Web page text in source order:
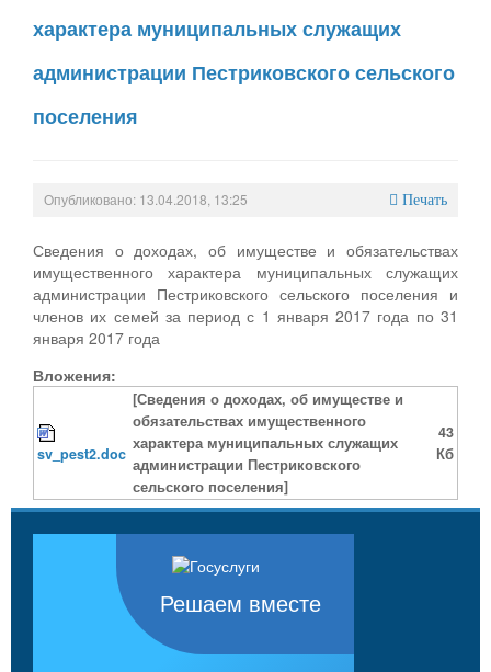
характера муниципальных служащих
администрации Пестриковского сельского
поселения
Опубликовано: 13.04.2018, 13:25 Печать
Сведения о доходах, об имуществе и обязательствах
имущественного характера муниципальных служащих
администрации Пестриковского сельского поселения и
членов их семей за период с 1 января 2017 года по 31
января 2017 года
Вложения:
sv_pest2.doc
[Сведения о доходах, об имуществе и
обязательствах имущественного
характера муниципальных служащих
администрации Пестриковского
сельского поселения]
43
Кб
Решаем вместе